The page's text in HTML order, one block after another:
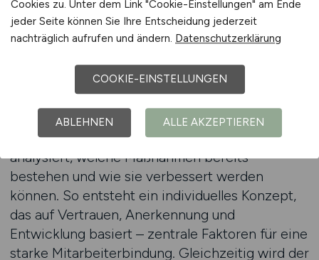
• Entwicklung von Weiterbildungsprogrammen
• Einführung wertschätzender Führungskultur
• Verbesserung der Vereinbarkeit von Beruf und
Privatleben
PFLEGEDIENST.JOBS legt besonderen Wert
darauf, praxisgerechte Lösungen zu erarbeiten,
die zum jeweiligen Betrieb passen. Dabei wird
analysiert, welche Maßnahmen bereits
bestehen und wie sie verbessert werden
können. So entsteht ein individuelles Konzept,
das auf Vertrauen, Anerkennung und
Entwicklung basiert – zentrale Faktoren für eine
starke Mitarbeiterbindung. Gleichzeitig wird der
Cookies zu. Unter dem Link "Cookie-Einstellungen" am Ende
jeder Seite können Sie Ihre Entscheidung jederzeit
nachträglich aufrufen und ändern. Datenschutzerklärung
COOKIE-EINSTELLUNGEN
ABLEHNEN ALLE AKZEPTIEREN